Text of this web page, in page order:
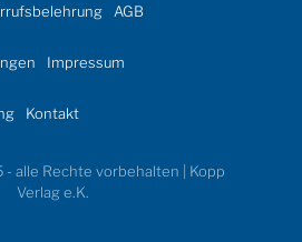
AGB
Impressum
Kontakt
alle Rechte vorbehalten | Kopp
Verlag e.K.